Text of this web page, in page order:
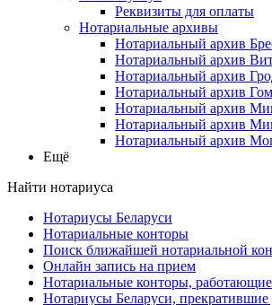
Реквизиты для оплаты
Нотариальные архивы
Нотариальный архив
Нотариальный архив
Нотариальный архив
Нотариальный архив
Нотариальный архив
Нотариальный архив
Нотариальный архив
Ещё
Найти нотариуса
Нотариусы Беларуси
Нотариальные конторы
Поиск ближайшей нотариальной
Онлайн запись на прием
Нотариальные конторы, работающие
Нотариусы Беларуси, прекратившие